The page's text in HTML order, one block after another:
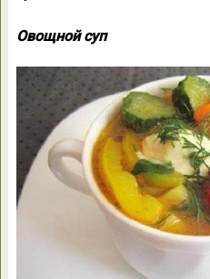
Овощной суп